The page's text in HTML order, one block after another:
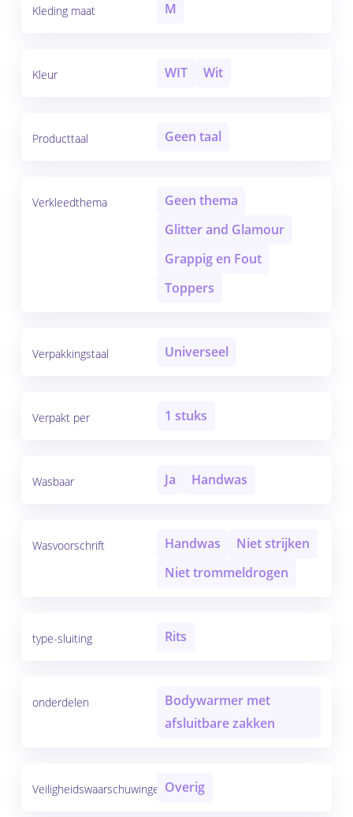
Kleding maat M
Kleur WIT Wit
Producttaal Geen taal
Verkleedthema
Geen thema
Glitter and Glamour
Grappig en Fout
Toppers
Verpakkingstaal Universeel
Verpakt per 1 stuks
Wasbaar Ja Handwas
Wasvoorschrift Handwas
Niet strijken
Niet trommeldrogen
type-sluiting Rits
onderdelen
Bodywarmer met
afsluitbare zakken
Veiligheidswaarschuwingen Overig